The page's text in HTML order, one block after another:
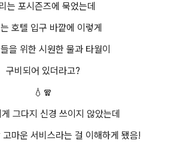
는 포시즌즈에 묵었는데
호텔 입구 바깥에 이렇게
을 위한 시원한 물과 타월이
구비되어 있더라고?
💧🧣
그다지 신경 쓰이지 않았는데
고마운 서비스라는 걸 이해하게 됐음!